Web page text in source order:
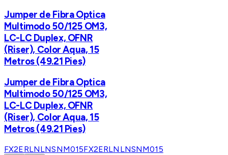
Jumper de Fibra Optica
Multimodo 50/125 OM3,
LC-LC Duplex, OFNR
(Riser), Color Aqua, 15
Metros (49.21 Pies)
Jumper de Fibra Optica
Multimodo 50/125 OM3,
LC-LC Duplex, OFNR
(Riser), Color Aqua, 15
Metros (49.21 Pies)
FX2ERLNLNSNM015FX2ERLNLNSNM015